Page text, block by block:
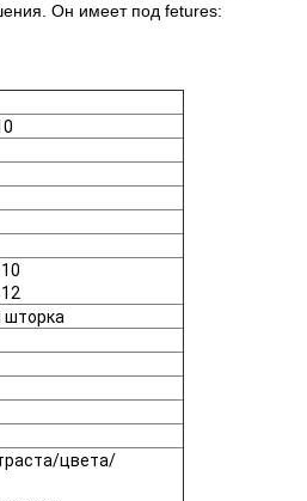
Он имеет под fetures:
шторка
цвета/